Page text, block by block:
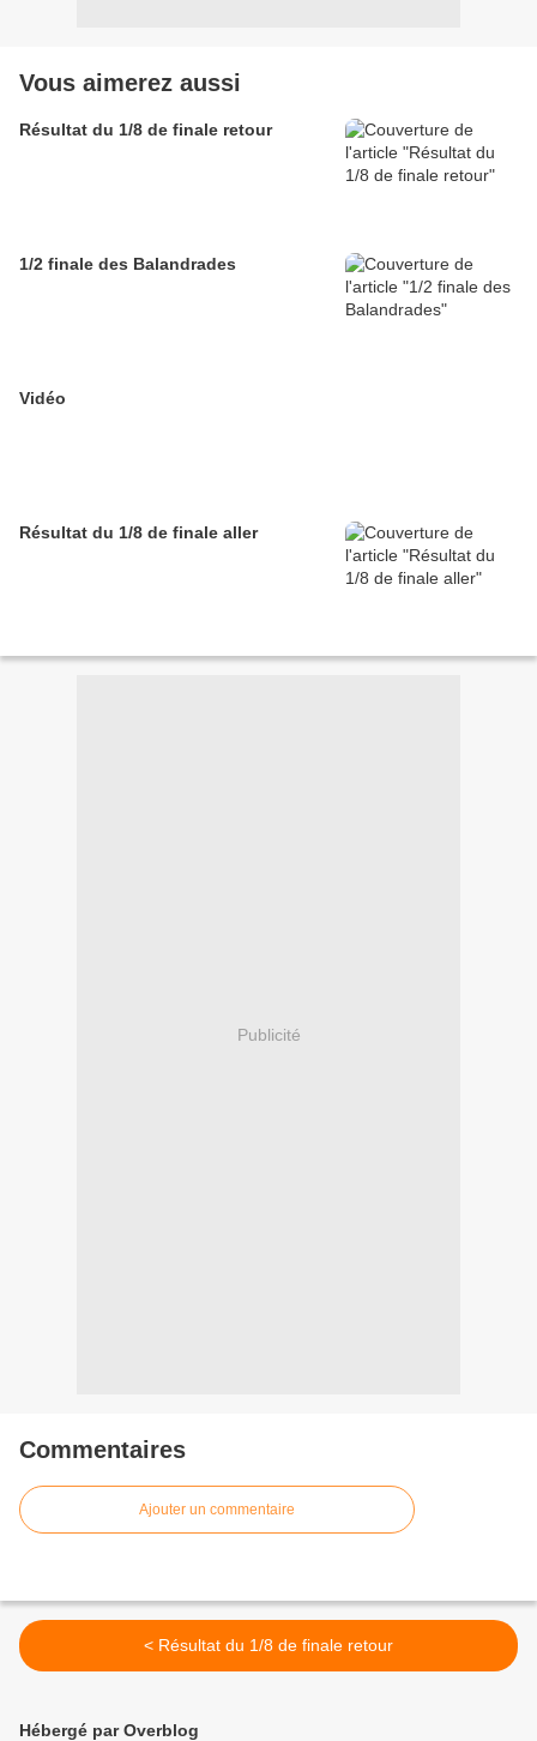
Vous aimerez aussi
Résultat du 1/8 de finale retour
1/2 finale des Balandrades
Vidéo
Résultat du 1/8 de finale aller
Publicité
Commentaires
Ajouter un commentaire
< Résultat du 1/8 de finale retour
Hébergé par Overblog